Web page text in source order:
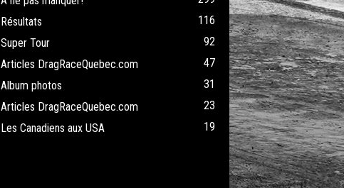
Résultats
116
Super Tour
92
Articles DragRaceQuebec.com
47
Album photos
31
Articles DragRaceQuebec.com
23
Les Canadiens aux USA
19